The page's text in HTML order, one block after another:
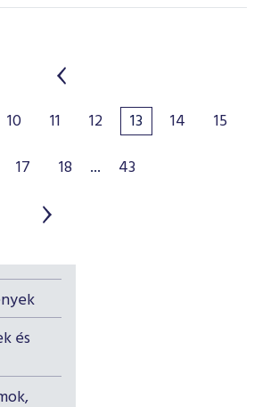
és
10 11 12 13 14
15
17 18 ... 43